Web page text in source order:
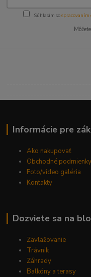
Súhlasím sospracovaním
Informácie pre
Ako nakupovať
Obchodné podmienky
Foto/video galéria
Kontakty
Dozviete sa na
Zavlažovanie
Trávnik
Záhrady
Balkóny a terasy